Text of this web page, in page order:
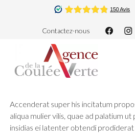
Contactez-nous
Accenderat super his incitatum
aliqua mulier vilis, quae ad palatium
insidias ei latenter obtendi prodiderat